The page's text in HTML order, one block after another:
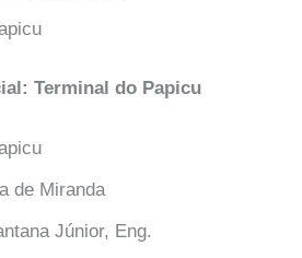
Terminal do Papicu
de Miranda
Júnior, Eng.